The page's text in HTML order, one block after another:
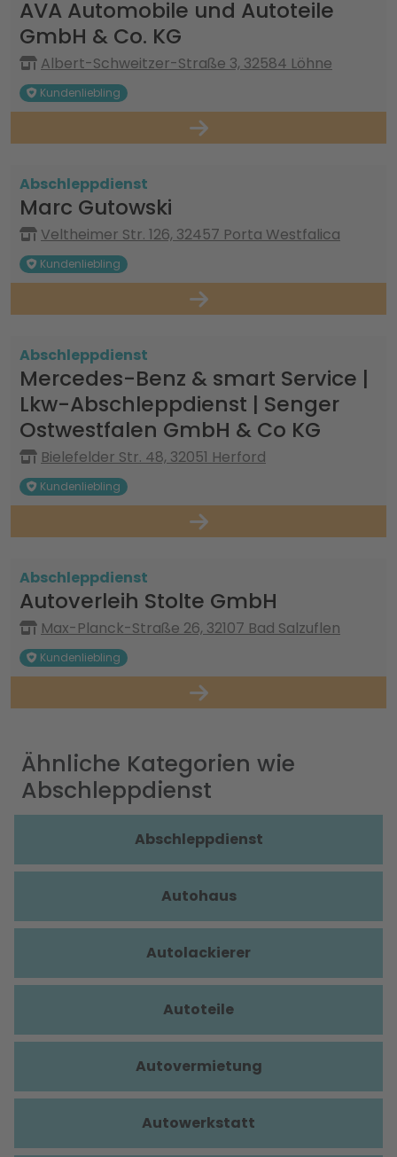
AVA Automobile und Autoteile
GmbH & Co. KG
Albert-Schweitzer-Straße 3, 32584 Löhne
Kundenliebling
Abschleppdienst
Marc Gutowski
Veltheimer Str. 126, 32457 Porta Westfalica
Kundenliebling
Abschleppdienst
Mercedes-Benz & smart Service |
Lkw-Abschleppdienst | Senger
Ostwestfalen GmbH & Co KG
Bielefelder Str. 48, 32051 Herford
Kundenliebling
Abschleppdienst
Autoverleih Stolte GmbH
Max-Planck-Straße 26, 32107 Bad Salzuflen
Kundenliebling
Ähnliche Kategorien wie
Abschleppdienst
Abschleppdienst
Autohaus
Autolackierer
Autoteile
Autovermietung
Autowerkstatt